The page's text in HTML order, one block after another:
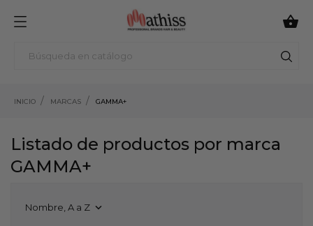

INICIO MARCAS GAMMA+
Listado de productos por marca
GAMMA+
Nombre, A a Z 